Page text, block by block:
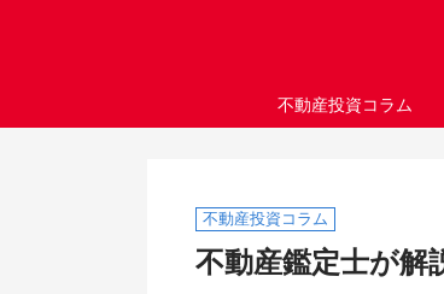
不動産投資コラム
不動産投資コラム
不動産鑑定士が解